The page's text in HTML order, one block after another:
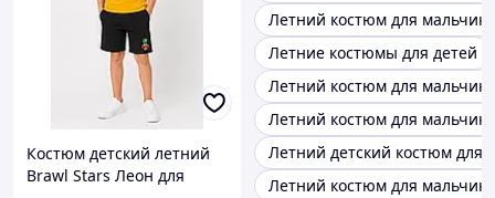
Костюм детский летний
Brawl Stars Леон для
Летний костюм для
Летние костюмы для детей
Летний костюм для
Летний костюм для
Летний детский костюм для
Летний костюм для